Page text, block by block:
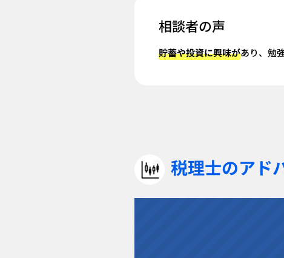
相談者の声
貯蓄や投資に興味があり、勉
税理士のアド